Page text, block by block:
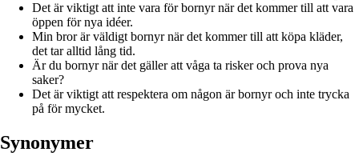
Det är viktigt att inte vara för bornyr när det kommer till att vara
öppen för nya idéer.
Min bror är väldigt bornyr när det kommer till att köpa kläder,
det tar alltid lång tid.
Är du bornyr när det gäller att våga ta risker och prova nya
saker?
Det är viktigt att respektera om någon är bornyr och inte trycka
på för mycket.
Synonymer